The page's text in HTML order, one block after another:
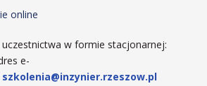
online
uczestnictwa w formie stacjonarnej:
e-
szkolenia@inzynier.rzeszow.pl